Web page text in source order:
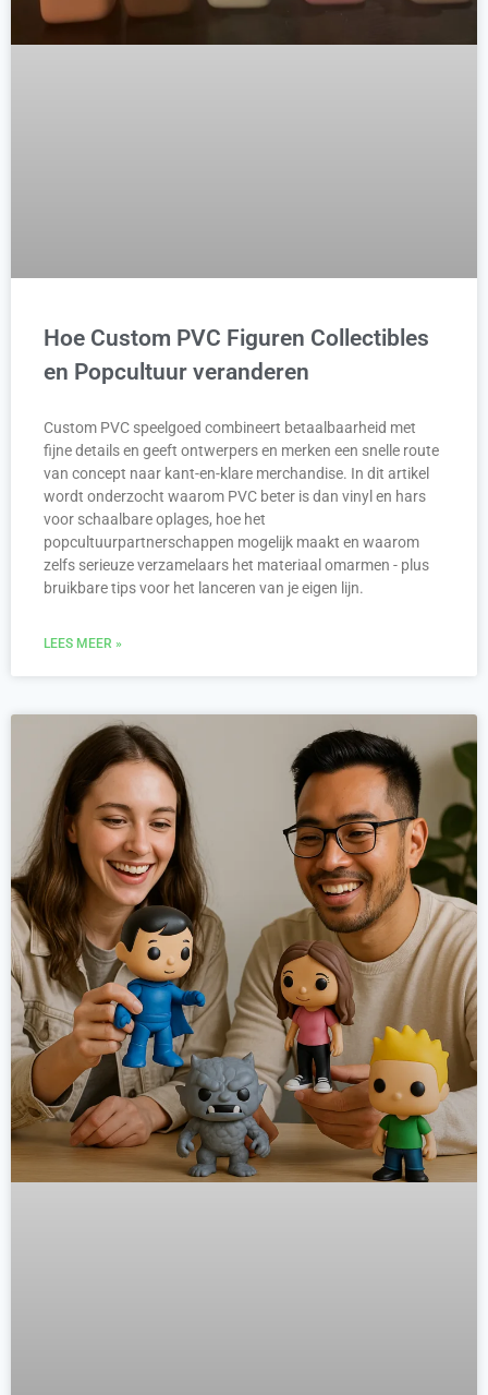
Hoe Custom PVC Figuren Collectibles
en Popcultuur veranderen
Custom PVC speelgoed combineert betaalbaarheid met
fijne details en geeft ontwerpers en merken een snelle route
van concept naar kant-en-klare merchandise. In dit artikel
wordt onderzocht waarom PVC beter is dan vinyl en hars
voor schaalbare oplages, hoe het
popcultuurpartnerschappen mogelijk maakt en waarom
zelfs serieuze verzamelaars het materiaal omarmen - plus
bruikbare tips voor het lanceren van je eigen lijn.
LEES MEER »